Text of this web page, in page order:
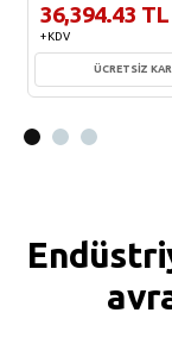
36,394.43 TL
+ KDV
ÜCRETSİZ